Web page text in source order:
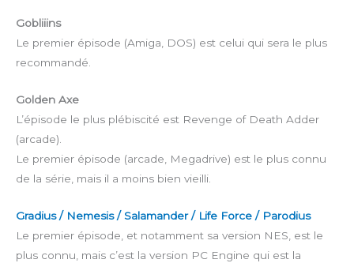
Gobliiins
Le premier épisode (Amiga, DOS) est celui qui sera le plus
recommandé.
Golden Axe
L’épisode le plus plébiscité est Revenge of Death Adder
(arcade).
Le premier épisode (arcade, Megadrive) est le plus connu
de la série, mais il a moins bien vieilli.
Gradius / Nemesis / Salamander / Life Force / Parodius
Le premier épisode, et notamment sa version NES, est le
plus connu, mais c’est la version PC Engine qui est la